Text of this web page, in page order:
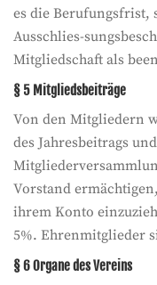
es die Berufungsfrist,
Ausschlies-
Mitgliedschaft als
§ 5 Mitgliedsbeiträge
Von den Mitgliedern
des Jahresbeitrags
Vorstand
ihrem Konto
5%. Ehrenmitglieder
§ 6 Organe des Vereins